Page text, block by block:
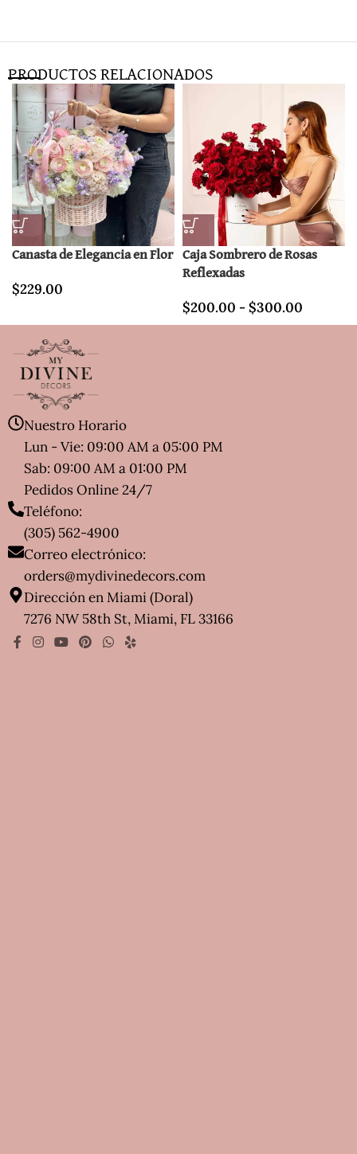
PRODUCTOS RELACIONADOS
Canasta de Elegancia en Flor
$229.00
Caja Sombrero de Rosas
Reflexadas
$200.00 - $300.00
Nuestro Horario
Lun - Vie: 09:00 AM a 05:00 PM
Sab: 09:00 AM a 01:00 PM
Pedidos Online 24/7
Teléfono:
(305) 562-4900
Correo electrónico:
orders@mydivinedecors.com
Dirección en Miami (Doral)
7276 NW 58th St, Miami, FL 33166